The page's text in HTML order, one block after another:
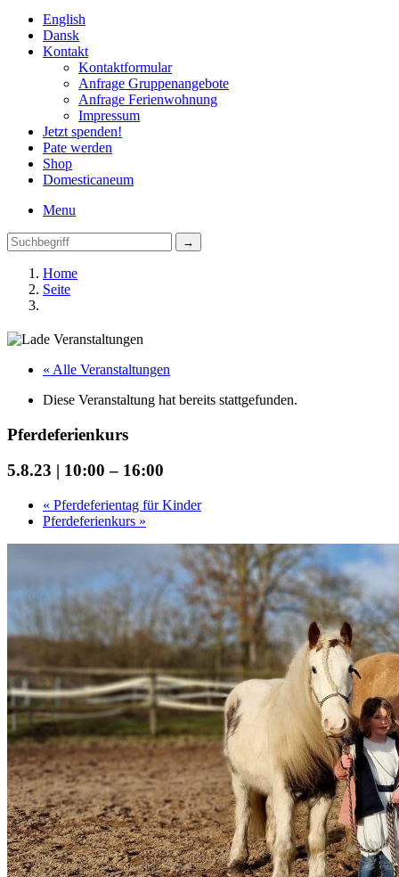
English
Dansk
Kontakt
Kontaktformular
Anfrage Gruppenangebote
Anfrage Ferienwohnung
Impressum
Jetzt spenden!
Pate werden
Shop
Domesticaneum
Menu
Home
Seite
« Alle Veranstaltungen
Diese Veranstaltung hat bereits stattgefunden.
Pferdeferienkurs
5.8.23 | 10:00 – 16:00
« Pferdeferientag für Kinder
Pferdeferienkurs »